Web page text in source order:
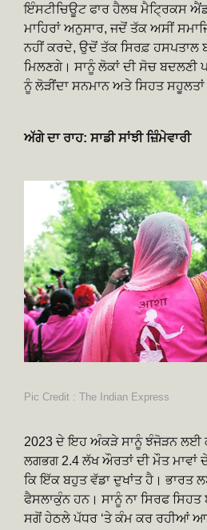
ਇੰਸਟੀਚਿਊਟ ਫਾਰ ਹੈਲਥ ਮੈਟ੍ਰਿਕਸ
ਮਾਹਿਰਾਂ ਅਨੁਸਾਰ, ਜਦੋਂ ਤੱਕ ਅਸੀਂ
ਨਹੀਂ ਕਰਦੇ, ਉਦੋਂ ਤੱਕ ਸਿਰਫ਼ ਹਸਪਤਾਲ
ਮਿਲਣਗੇ। ਸਾਨੂੰ ਲੋਕਾਂ ਦੀ ਸੋਚ ਬਦਲਣੀ
ਨੂੰ ਲੋੜੀਂਦਾ ਸਨਮਾਨ ਅਤੇ ਸਿਹਤ
ਅੱਗੇ ਦਾ ਰਾਹ: ਸਾਡੀ ਸਾਂਝੀ ਜ਼ਿੰਮੇਵਾਰੀ
Pic Credit : The Indian Express
2023 ਦੇ ਇਹ ਅੰਕੜੇ ਸਾਨੂੰ ਝੰਜੋੜਨ ਲਈ
ਲਗਭਗ 2.4 ਲੱਖ ਔਰਤਾਂ ਦੀ ਮੌਤ ਮਾਵਾਂ
ਕਿ ਇੱਕ ਬਹੁਤ ਵੱਡਾ ਦੁਖਾਂਤ ਹੈ। ਭਾਰਤ
ਫੈਸਲਾਕੁੰਨ ਹਨ। ਸਾਨੂੰ ਨਾ ਸਿਰਫ
ਸਗੋਂ ਹੇਠਲੇ ਪੱਧਰ ‘ਤੇ ਕੰਮ ਕਰ ਰਹੀਆਂ